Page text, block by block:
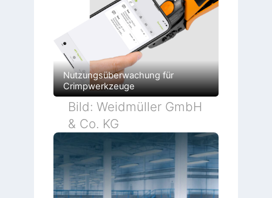
Nutzungsüberwachung für
Crimpwerkzeuge
Bild: Weidmüller GmbH
& Co. KG